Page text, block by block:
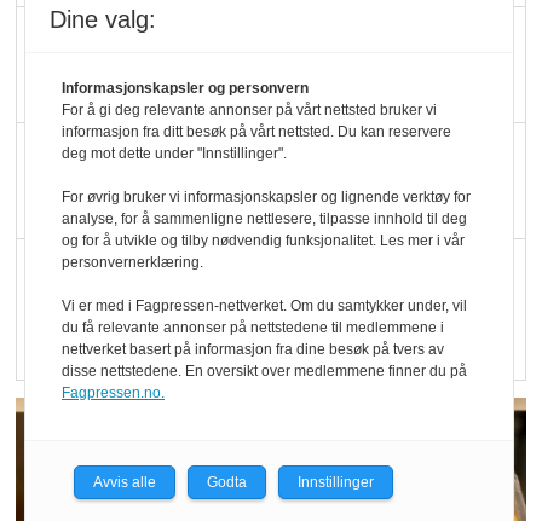
økologisk i butikkhylla
Kolonihagen sliter
med å få tak i nok melk
Rapport: Økokundene
er klare! Er markedet
det?
Dine valg:
Informasjonskapsler og personvern
For å gi deg relevante annonser på vårt nettsted bruker vi
informasjon fra ditt besøk på vårt nettsted. Du kan reservere
deg mot dette under "Innstillinger".
For øvrig bruker vi informasjonskapsler og lignende verktøy for
analyse, for å sammenligne nettlesere, tilpasse innhold til deg
og for å utvikle og tilby nødvendig funksjonalitet. Les mer i vår
personvernerklæring.
Vi er med i Fagpressen-nettverket. Om du samtykker under, vil
du få relevante annonser på nettstedene til medlemmene i
nettverket basert på informasjon fra dine besøk på tvers av
disse nettstedene. En oversikt over medlemmene finner du på
Fagpressen.no.
Avvis alle Godta Innstillinger